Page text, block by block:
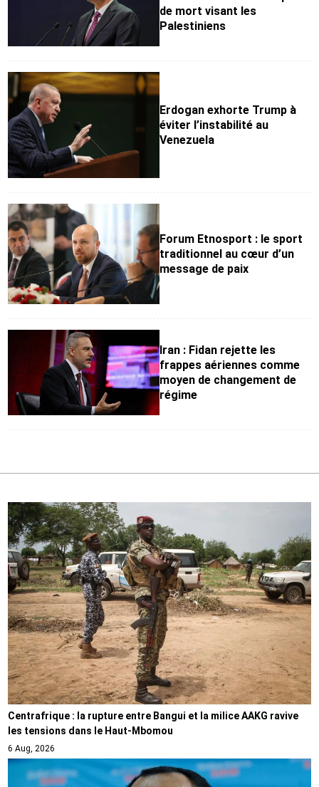
de mort visant les
Palestiniens
Erdogan exhorte Trump à
éviter l’instabilité au
Venezuela
Forum Etnosport : le sport
traditionnel au cœur d’un
message de paix
Iran : Fidan rejette les
frappes aériennes comme
moyen de changement de
régime
Centrafrique : la rupture entre Bangui et la milice AAKG ravive
les tensions dans le Haut-Mbomou
6 Aug, 2026